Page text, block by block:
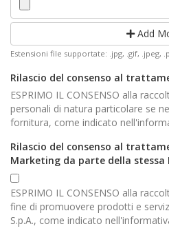
Add
Estensioni file supportate: .jpg, .gif, .jpeg,
Rilascio del consenso al
ESPRIMO IL CONSENSO alla
personali di natura particolare se
fornitura, come indicato
Rilascio del consenso al
Marketing da parte della stessa
ESPRIMO IL CONSENSO alla
fine di promuovere prodotti e
S.p.A., come indicato